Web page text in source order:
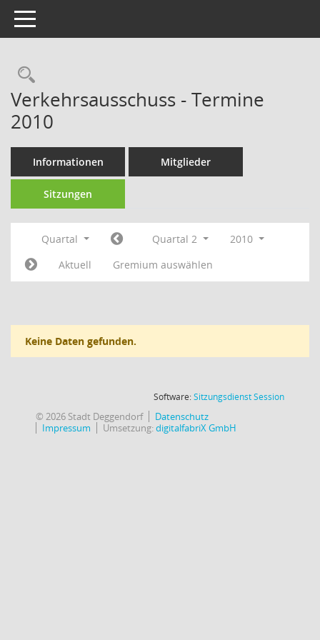
Toggle navigation
Rechercheauswahl
Verkehrsausschuss - Termine
2010
Informationen Mitglieder
Sitzungen
Quartal Quartal 2
2010
Aktuell
Gremium auswählen
Keine Daten gefunden.
Software:SitzungsdienstSession(Wird in
© 2026 Stadt Deggendorf
Datenschutz
Impressum
Umsetzung:digitalfabriX GmbH